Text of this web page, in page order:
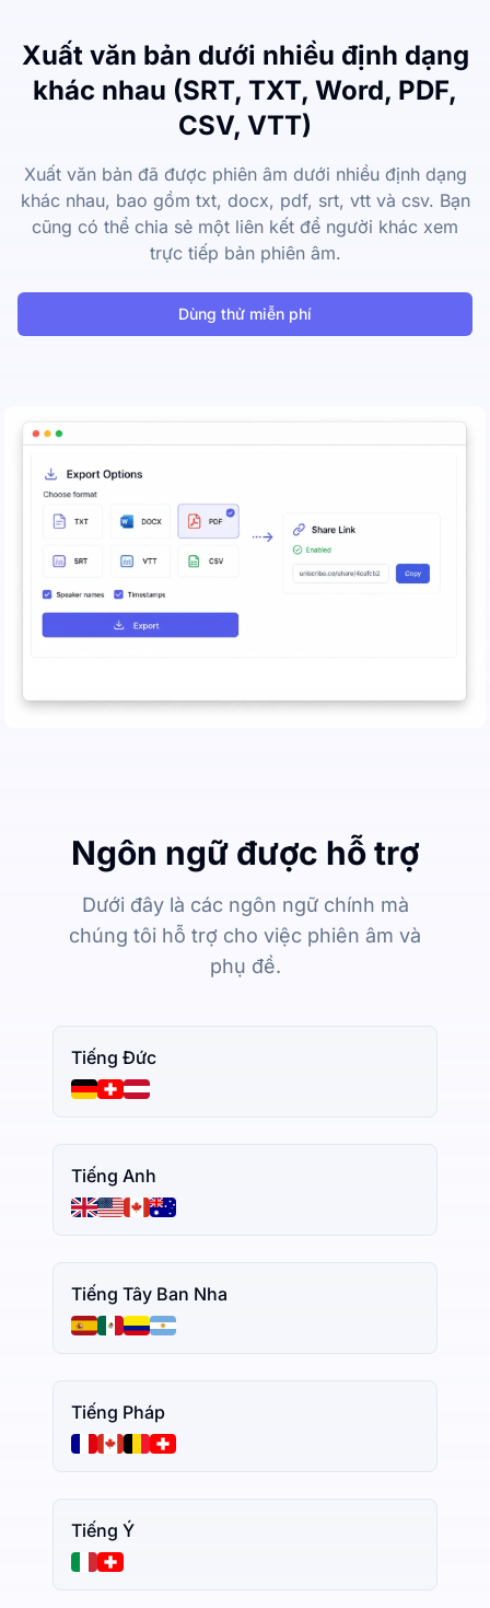
Xuất văn bản dưới nhiều định dạng
khác nhau (SRT, TXT, Word, PDF,
CSV, VTT)
Xuất văn bản đã được phiên âm dưới nhiều định dạng
khác nhau, bao gồm txt, docx, pdf, srt, vtt và csv. Bạn
cũng có thể chia sẻ một liên kết để người khác xem
trực tiếp bản phiên âm.
Dùng thử miễn phí
Ngôn ngữ được hỗ trợ
Dưới đây là các ngôn ngữ chính mà
chúng tôi hỗ trợ cho việc phiên âm và
phụ đề.
Tiếng Đức
Tiếng Anh
Tiếng Tây Ban Nha
Tiếng Pháp
Tiếng Ý